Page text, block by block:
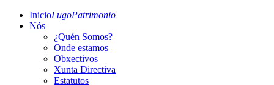
InicioLugoPatrimonio
Nós
¿Quén Somos?
Onde estamos
Obxectivos
Xunta Directiva
Estatutos